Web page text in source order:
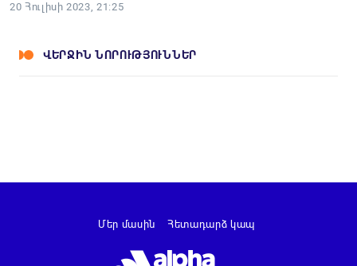
20 Հուլիսի 2023, 21:25
ՎԵՐՋԻՆ ՆՈՐՈՒԹՅՈՒՆՆԵՐ
Մեր մասին Հետադարձ կապ